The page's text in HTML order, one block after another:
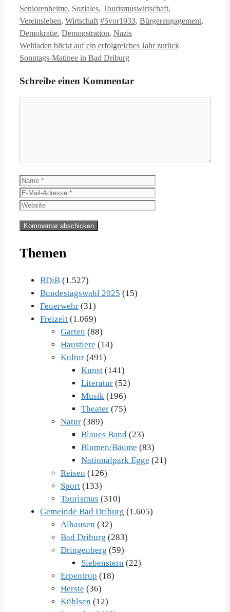
Seniorenheime, Soziales, Tourismuswirtschaft,
Vereinsleben, Wirtschaft Schlagwörter
#5vor1933, Bürgerengagement,
Demokratie, Demonstration, Nazis
Weltladen blickt auf ein erfolgreiches Jahr zurück
Sonntags-Matinee in Bad Driburg
Schreibe einen Kommentar
Name
Themen
BDiB (1.527)
Bundestagswahl 2025 (15)
Feuerwehr (31)
Freizeit (1.069)
Garten (88)
Haustiere (14)
Kultur (491)
Kunst (141)
Literatur (52)
Musik (196)
Theater (75)
Natur (389)
Blaues Band (23)
Blumen/Bäume (83)
Nationalpark Egge (21)
Reisen (126)
Sport (133)
Tourismus (310)
Gemeinde Bad Driburg (1.605)
Alhausen (32)
Bad Driburg (283)
Dringenberg (59)
Siebenstern (22)
Erpentrup (18)
Herste (36)
Kühlsen (12)